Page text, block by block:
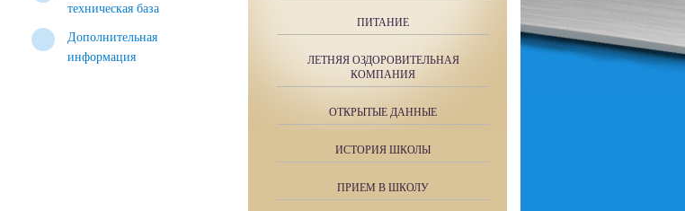
техническая база
Дополнительная
информация
ПИТАНИЕ
ЛЕТНЯЯ ОЗДОРОВИТЕЛЬНАЯ
КОМПАНИЯ
ОТКРЫТЫЕ ДАННЫЕ
ИСТОРИЯ ШКОЛЫ
ПРИЕМ В ШКОЛУ